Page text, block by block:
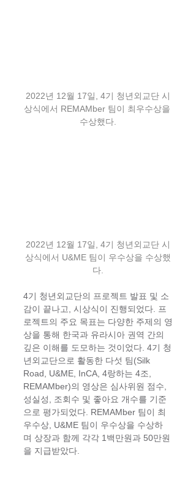
2022년 12월 17일, 4기 청년외교단 시
상식에서 REMAMber 팀이 최우수상을
수상했다.
2022년 12월 17일, 4기 청년외교단 시
상식에서 U&ME 팀이 우수상을 수상했
다.
4기 청년외교단의 프로젝트 발표 및 소
감이 끝나고, 시상식이 진행되었다. 프
로젝트의 주요 목표는 다양한 주제의 영
상을 통해 한국과 유라시아 권역 간의
깊은 이해를 도모하는 것이었다. 4기 청
년외교단으로 활동한 다섯 팀(Silk
Road, U&ME, InCA, 4랑하는 4조,
REMAMber)의 영상은 심사위원 점수,
성실성, 조회수 및 좋아요 개수를 기준
으로 평가되었다. REMAMber 팀이 최
우수상, U&ME 팀이 우수상을 수상하
며 상장과 함께 각각 1백만원과 50만원
을 지급받았다.